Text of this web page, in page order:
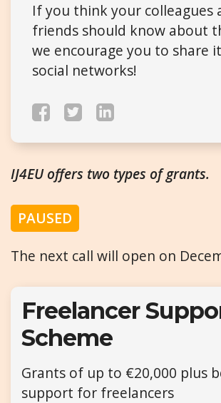
If you think your colleagues
friends should know about
we encourage you to share
social networks!
IJ4EU offers two types of grants.
PAUSED
The next call will open on
Freelancer
Scheme
Grants of up to €20,000 plus
support for freelancers